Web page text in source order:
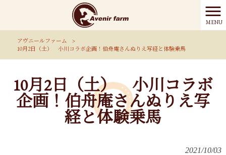
MENU
アヴニールファーム
>
10月2日（土） 小川コラボ企画！伯舟庵さんぬりえ写経と体験乗馬
10月2日（土） 小川コラボ
企画！伯舟庵さんぬりえ写
経と体験乗馬
2021/10/03